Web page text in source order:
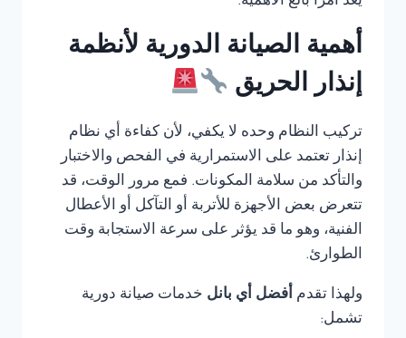
أهمية الصيانة الدورية لأنظمة
إنذار الحريق
تركيب النظام وحده لا يكفي، لأن كفاءة أي نظام
إنذار تعتمد على الاستمرارية في الفحص والاختبار
والتأكد من سلامة المكونات. فمع مرور الوقت، قد
تتعرض بعض الأجهزة للأتربة أو التآكل أو الأعطال
الفنية، وهو ما قد يؤثر على سرعة الاستجابة وقت
الطوارئ.
ولهذا تقدم أفضل أي بانل خدمات صيانة دورية
تشمل: